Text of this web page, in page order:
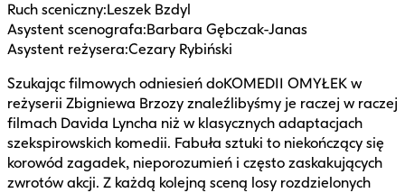
Ruch sceniczny:Leszek Bzdyl
Asystent scenografa:Barbara Gębczak-Janas
Asystent reżysera:Cezary Rybiński
Szukając filmowych odniesień doKOMEDII OMYŁEK w
reżyserii Zbigniewa Brzozy znaleźlibyśmy je raczej w raczej
filmach Davida Lyncha niż w klasycznych adaptacjach
szekspirowskich komedii. Fabuła sztuki to niekończący się
korowód zagadek, nieporozumień i często zaskakujących
zwrotów akcji. Z każdą kolejną sceną losy rozdzielonych